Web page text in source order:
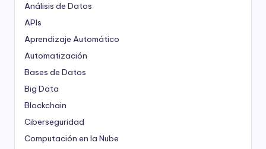
Análisis de Datos
APIs
Aprendizaje Automático
Automatización
Bases de Datos
Big Data
Blockchain
Ciberseguridad
Computación en la Nube